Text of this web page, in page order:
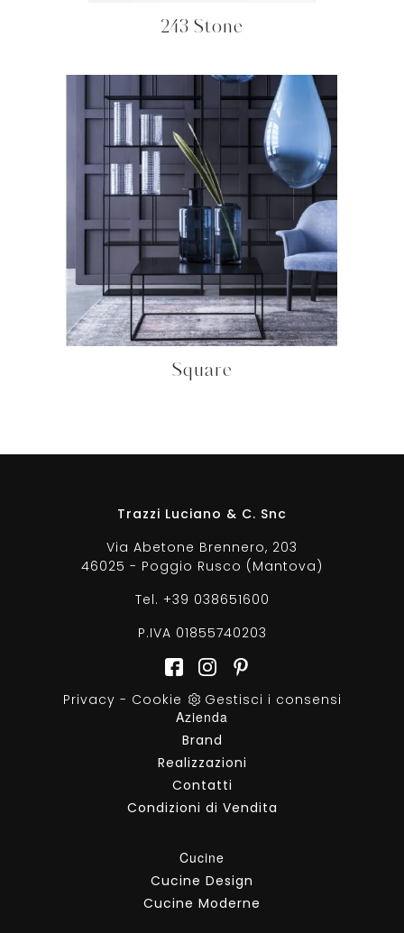
243 Stone
Square
Trazzi Luciano & C. Snc
Via Abetone Brennero, 203
46025 - Poggio Rusco (Mantova)
Tel. +39 038651600
P.IVA 01855740203
Privacy - Cookie
Gestisci i consensi
Azienda
Brand
Realizzazioni
Contatti
Condizioni di Vendita
Cucine
Cucine Design
Cucine Moderne